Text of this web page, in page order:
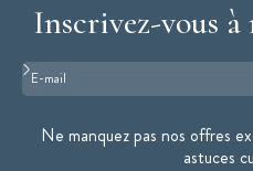
Inscrivez-vous
Format : adresse@email.com
Ne manquez pas nos offres
astuces